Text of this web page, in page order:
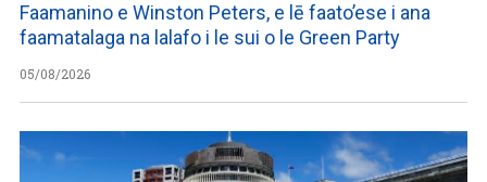
Faamanino e Winston Peters, e lē faato’ese i ana
faamatalaga na lalafo i le sui o le Green Party
05/08/2026